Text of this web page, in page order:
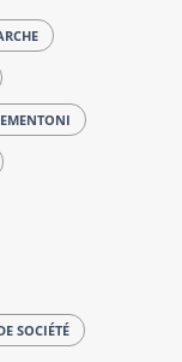
SOCIÉTÉ